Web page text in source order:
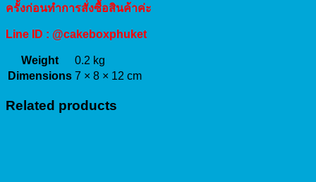
ครั้งก่อนทำการสั่งซื้อสินค้าค่ะ
Line ID : @cakeboxphuket
Weight
0.2 kg
Dimensions 7 × 8 × 12 cm
Related products